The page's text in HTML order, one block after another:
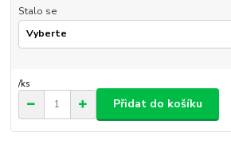
Stalo se
/ks
Přidat do košíku